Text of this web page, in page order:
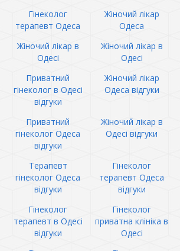
Гінеколог
терапевт Одеса
Жіночий лікар
Одеса
Жіночий лікар в
Одесі
Жіночий лікар в
Одесі
Приватний
гінеколог в Одесі
відгуки
Жіночий лікар
Одеса відгуки
Приватний
гінеколог Одеса
відгуки
Жіночий лікар в
Одесі відгуки
Терапевт
гінеколог Одеса
відгуки
Гінеколог
терапевт Одеса
відгуки
Гінеколог
терапевт в Одесі
відгуки
Гінеколог
приватна клініка в
Одесі